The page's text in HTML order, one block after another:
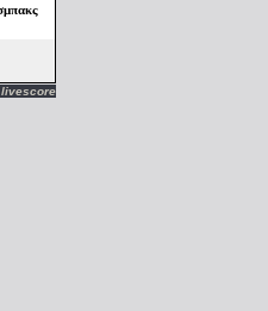
livescore